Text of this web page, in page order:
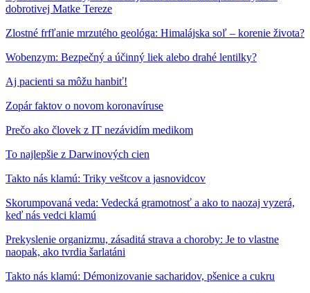
dobrotivej Matke Tereze
Zlostné frfľanie mrzutého geológa: Himalájska soľ – korenie života?
Wobenzym: Bezpečný a účinný liek alebo drahé lentilky?
Aj pacienti sa môžu hanbiť!
Zopár faktov o novom koronavíruse
Prečo ako človek z IT nezávidím medikom
To najlepšie z Darwinových cien
Takto nás klamú: Triky veštcov a jasnovidcov
Skorumpovaná veda: Vedecká gramotnosť a ako to naozaj vyzerá,
keď nás vedci klamú
Prekyslenie organizmu, zásaditá strava a choroby: Je to vlastne
naopak, ako tvrdia šarlatáni
Takto nás klamú: Démonizovanie sacharidov, pšenice a cukru